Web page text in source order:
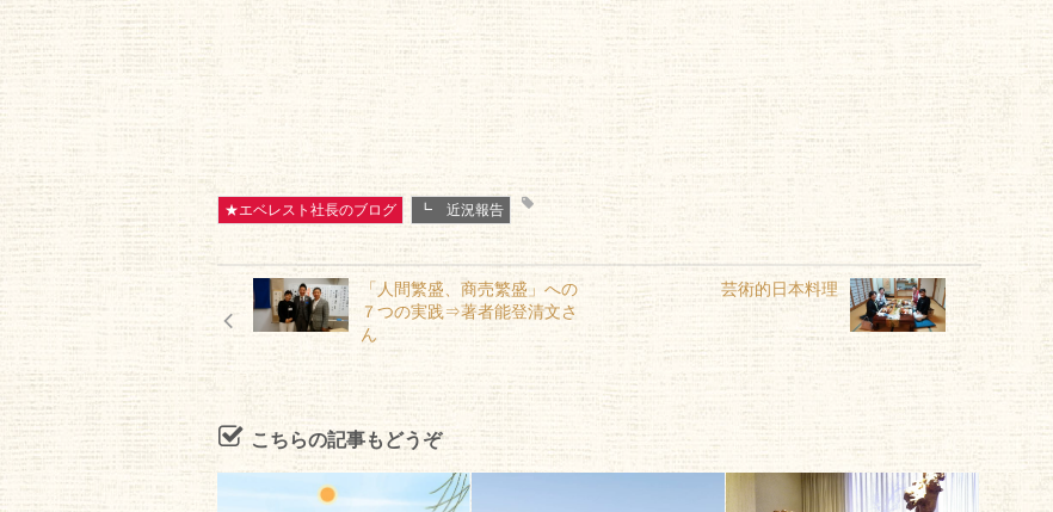
★エベレスト社長のブログ ┗ 近況報告
「人間繁盛、商売繁盛」への
７つの実践⇒著者能登清文さ
ん
芸術的日本料理
こちらの記事もどうぞ